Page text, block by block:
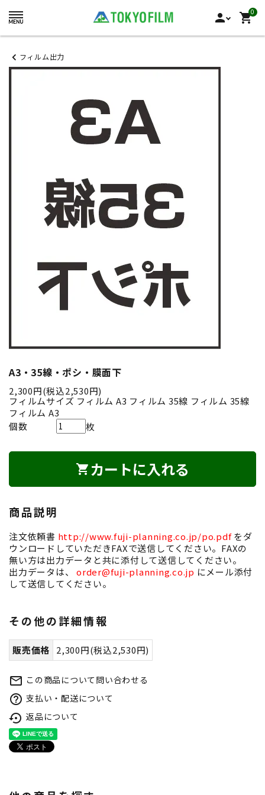
person 0
shopping_cart
フィルム出力
A3・35線・ポシ・膜面下
2,300円(税込2,530円)
フィルムサイズ フィルム A3 フィルム 35線 フィルム 35線
フィルム A3
個数
枚
shopping_cart カートに入れる
商品説明
注文依頼書 http://www.fuji-planning.co.jp/po.pdfをダ
ウンロードしていただきFAXで送信してください。FAXの
無い方は出力データと共に添付して送信してください。
出力データは、
order@fuji-planning.co.jp にメール添付
して送信してください。
その他の詳細情報
販売価格 2,300円(税込2,530円)
mail_outline この商品について問い合わせる
help_outline 支払い・配送について
settings_backup_restore 返品について